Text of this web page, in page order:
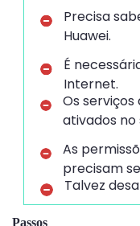
Precisa
Huawei.
É
Internet.
Os
ativados no
As
precisam
Talvez
Passos